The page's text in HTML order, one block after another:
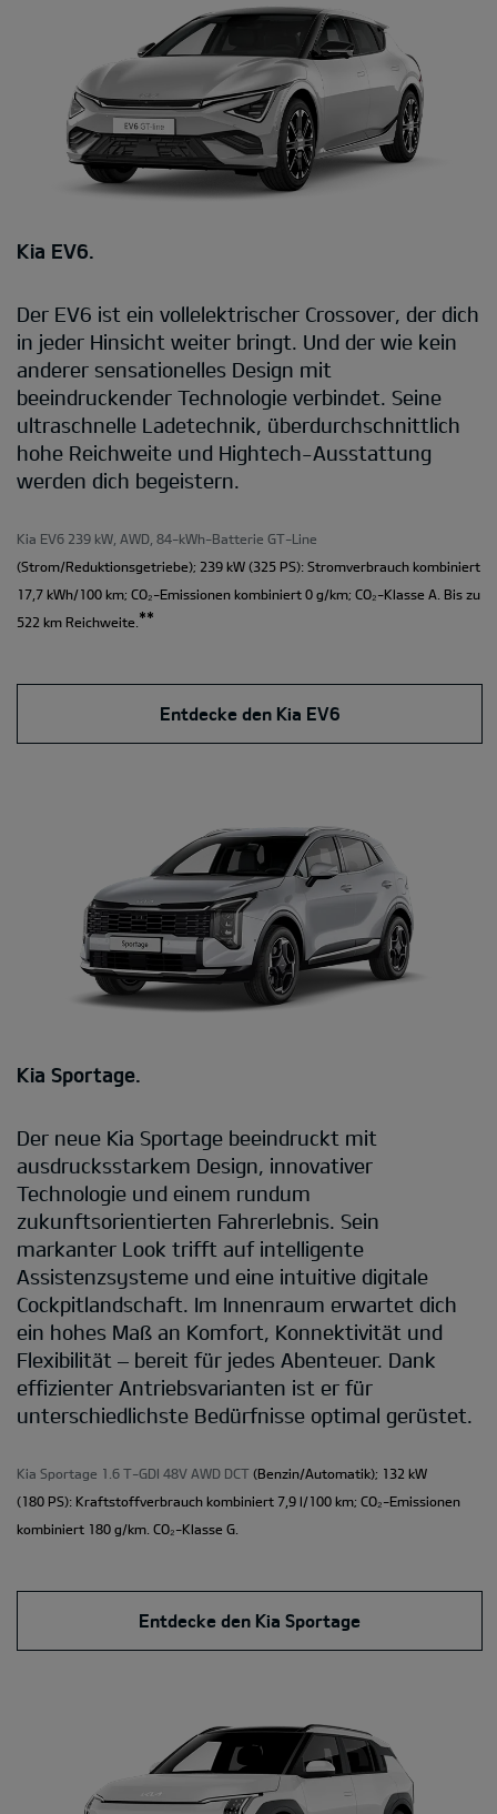
Kia EV6.
Der EV6 ist ein vollelektrischer Crossover, der dich
in jeder Hinsicht weiter bringt. Und der wie kein
anderer sensationelles Design mit
beeindruckender Technologie verbindet. Seine
ultraschnelle Ladetechnik, überdurchschnittlich
hohe Reichweite und Hightech-Ausstattung
werden dich begeistern.
Kia EV6 239 kW, AWD, 84-kWh-Batterie GT-Line
(Strom/Reduktionsgetriebe); 239 kW (325 PS): Stromverbrauch kombiniert
17,7 kWh/100 km; CO₂-Emissionen kombiniert 0 g/km; CO₂-Klasse A. Bis zu
522 km Reichweite. **
Entdecke den Kia EV6
Kia Sportage.
Der neue Kia Sportage beeindruckt mit
ausdrucksstarkem Design, innovativer
Technologie und einem rundum
zukunftsorientierten Fahrerlebnis. Sein
markanter Look trifft auf intelligente
Assistenzsysteme und eine intuitive digitale
Cockpitlandschaft. Im Innenraum erwartet dich
ein hohes Maß an Komfort, Konnektivität und
Flexibilität – bereit für jedes Abenteuer. Dank
effizienter Antriebsvarianten ist er für
unterschiedlichste Bedürfnisse optimal gerüstet.
Kia Sportage 1.6 T-GDI 48V AWD DCT (Benzin/Automatik); 132 kW
(180 PS): Kraftstoffverbrauch kombiniert 7,9 l/100 km; CO₂-Emissionen
kombiniert 180 g/km. CO₂-Klasse G.
Entdecke den Kia Sportage